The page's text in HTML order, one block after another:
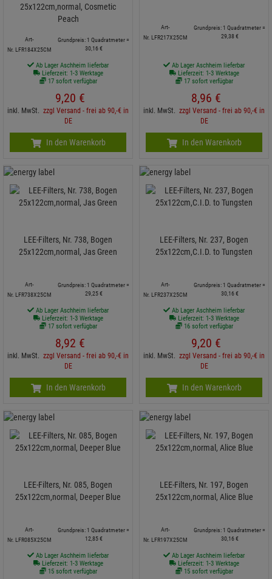
25x122cm,normal, Cosmetic
Peach
Art-
Nr. LFR184X25CM
Grundpreis: 1 Quadratmeter =
30, 16 €
Ab Lager Aschheim lieferbar
Lieferzeit: 1-3 Werktage
17 sofort verfügbar
9,20 €
inkl. MwSt. zzgl Versand - frei ab 90,-€ in
DE
In den Warenkorb
Art-
Nr. LFR217X25CM
Grundpreis: 1 Quadratmeter =
29,38 €
Ab Lager Aschheim lieferbar
Lieferzeit: 1-3 Werktage
17 sofort verfügbar
8,96 €
inkl. MwSt. zzgl Versand - frei ab 90,-€ in
DE
In den Warenkorb
LEE-Filters, Nr. 738, Bogen
25x122cm,normal, Jas Green
Art-
Nr. LFR738X25CM
Grundpreis: 1 Quadratmeter =
29,25 €
Ab Lager Aschheim lieferbar
Lieferzeit: 1-3 Werktage
17 sofort verfügbar
8,92 €
inkl. MwSt. zzgl Versand - frei ab 90,-€ in
DE
In den Warenkorb
LEE-Filters, Nr. 237, Bogen
25x122cm,C.I.D. to Tungsten
Art-
Nr. LFR237X25CM
Grundpreis: 1 Quadratmeter =
30, 16 €
Ab Lager Aschheim lieferbar
Lieferzeit: 1-3 Werktage
16 sofort verfügbar
9,20 €
inkl. MwSt. zzgl Versand - frei ab 90,-€ in
DE
In den Warenkorb
LEE-Filters, Nr. 085, Bogen
25x122cm,normal, Deeper Blue
Art-
Nr. LFR085X25CM
Grundpreis: 1 Quadratmeter =
12,85 €
Ab Lager Aschheim lieferbar
Lieferzeit: 1-3 Werktage
15 sofort verfügbar
LEE-Filters, Nr. 197, Bogen
25x122cm,normal, Alice Blue
Art-
Nr. LFR197X25CM
Grundpreis: 1 Quadratmeter =
30,16 €
Ab Lager Aschheim lieferbar
Lieferzeit: 1-3 Werktage
15 sofort verfügbar